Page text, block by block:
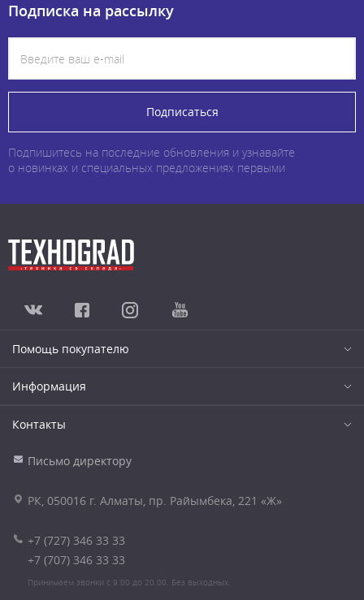
Подписка на рассылку
Подписаться
Подпишитесь на последние обновления и узнавайте
о новинках и специальных предложениях первыми
Помощь покупателю
Информация
Контакты
Письмо директору
РК, 050016 г. Алматы, пр. Райымбека, 221 «Ж»
+7 (727) 346 33 33
+7 (707) 346 33 33
Принимаем звонки с 9.00 до 20.00. Без выходных.